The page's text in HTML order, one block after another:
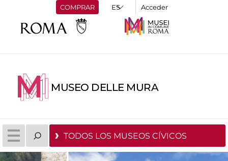
COMPRAR Acceder
MUSEO DELLE MURA
TODOS LOS MUSEOS CÍVICOS